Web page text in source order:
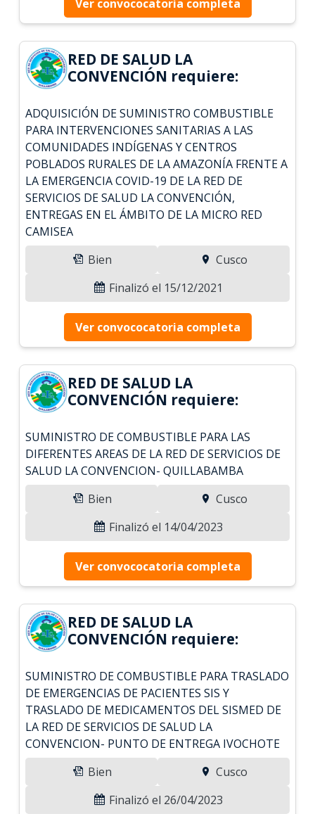
Ver convococatoria completa
RED DE SALUD LA
CONVENCIÓN requiere:
ADQUISICIÓN DE SUMINISTRO COMBUSTIBLE
PARA INTERVENCIONES SANITARIAS A LAS
COMUNIDADES INDÍGENAS Y CENTROS
POBLADOS RURALES DE LA AMAZONÍA FRENTE A
LA EMERGENCIA COVID-19 DE LA RED DE
SERVICIOS DE SALUD LA CONVENCIÓN,
ENTREGAS EN EL ÁMBITO DE LA MICRO RED
CAMISEA
Bien
Cusco
Finalizó el 15/12/2021
Ver convococatoria completa
RED DE SALUD LA
CONVENCIÓN requiere:
SUMINISTRO DE COMBUSTIBLE PARA LAS
DIFERENTES AREAS DE LA RED DE SERVICIOS DE
SALUD LA CONVENCION- QUILLABAMBA
Bien
Cusco
Finalizó el 14/04/2023
Ver convococatoria completa
RED DE SALUD LA
CONVENCIÓN requiere:
SUMINISTRO DE COMBUSTIBLE PARA TRASLADO
DE EMERGENCIAS DE PACIENTES SIS Y
TRASLADO DE MEDICAMENTOS DEL SISMED DE
LA RED DE SERVICIOS DE SALUD LA
CONVENCION- PUNTO DE ENTREGA IVOCHOTE
Bien
Cusco
Finalizó el 26/04/2023